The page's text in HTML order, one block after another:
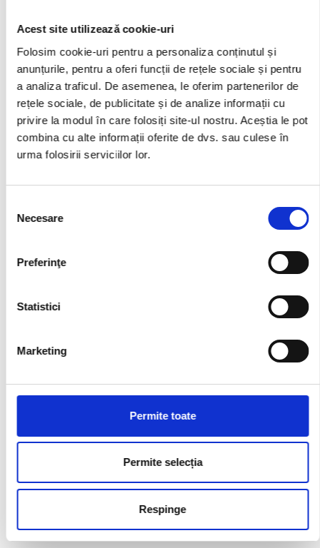
Acest site utilizează cookie-uri
Folosim cookie-uri pentru a personaliza conținutul și
anunțurile, pentru a oferi funcții de rețele sociale și pentru
a analiza traficul. De asemenea, le oferim partenerilor de
rețele sociale, de publicitate și de analize informații cu
privire la modul în care folosiți site-ul nostru. Aceștia le pot
combina cu alte informații oferite de dvs. sau culese în
urma folosirii serviciilor lor.
consimțământului
Necesare
Preferinţe
Statistici
Marketing
Permite toate
Permite selecția
Respinge
Recenzii
4.9
2024 total
5
4
3
Star